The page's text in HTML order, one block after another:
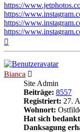
https://
https://
https://
https://
Bianca
Site Admin
Beiträge: 8557
Registriert: 27.
Wohnort:
Hat sich
Danksagung